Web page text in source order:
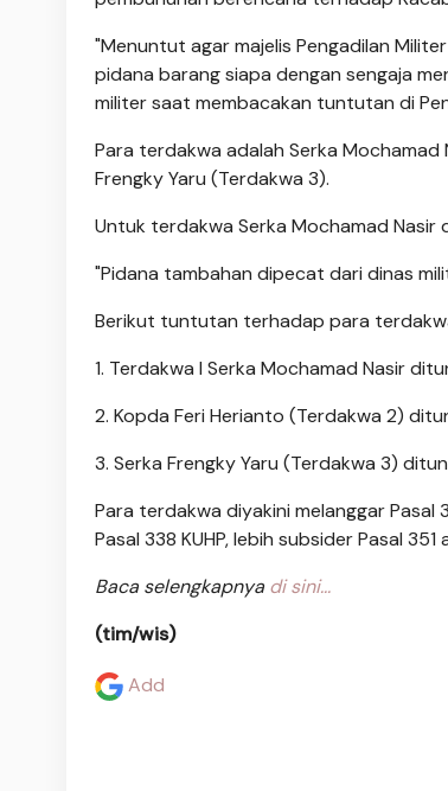
"Menuntut agar majelis Pengadilan
pidana barang siapa dengan sengaja
militer saat membacakan tuntutan di
Para terdakwa adalah Serka Mochamad
Frengky Yaru (Terdakwa 3).
Untuk terdakwa Serka Mochamad
"Pidana tambahan dipecat dari dinas
Berikut tuntutan terhadap para
1. Terdakwa I Serka Mochamad Nasir
2. Kopda Feri Herianto (Terdakwa 2)
3. Serka Frengky Yaru (Terdakwa 3)
Para terdakwa diyakini melanggar Pasal
Pasal 338 KUHP, lebih subsider Pasal
Baca selengkapnya di sini...
(tim/wis)
Add